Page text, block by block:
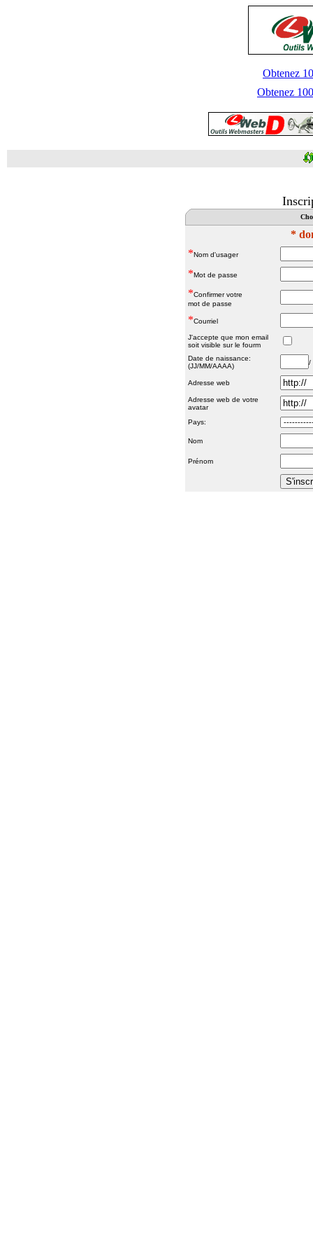
Obtenez
Obtenez
*
*Nom d'usager
*Mot de passe
*Confirmer votre
mot de passe
*Courriel
J'accepte que mon email
soit visible sur le fourm
Date de naissance:
(JJ/MM/AAAA)
/
Adresse web
Adresse web de votre
avatar
Pays:
Nom
Prénom